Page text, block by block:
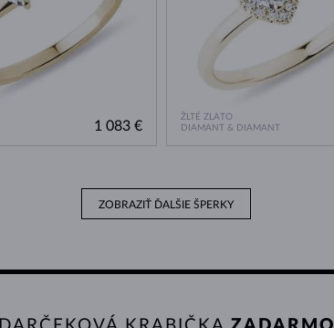
1 083 €
ŽLTÉ ZLATO
DIAMANT & DIAMANT
ZOBRAZIŤ ĎALŠIE ŠPERKY